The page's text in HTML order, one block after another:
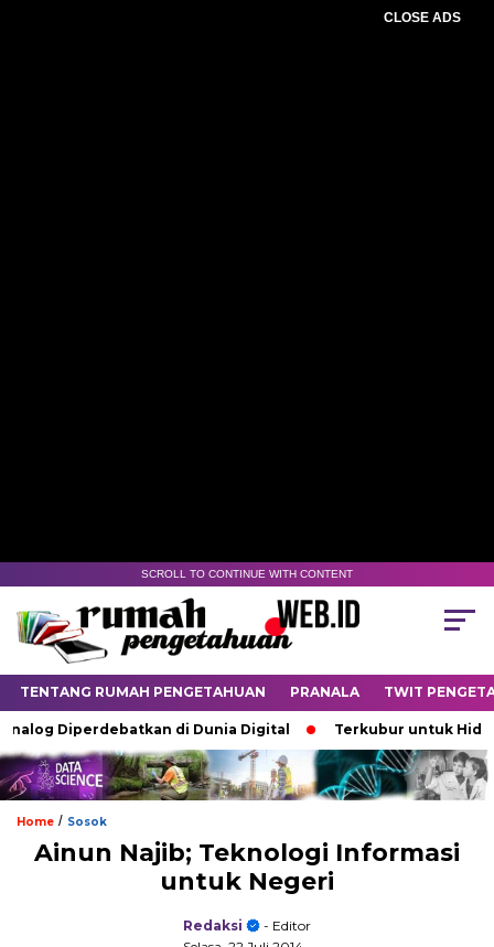
CLOSE ADS
SCROLL TO CONTINUE WITH CONTENT
TENTANG RUMAH PENGETAHUAN PRANALA TWIT
Diperdebatkan di Dunia Digital Terkubur untuk Hidup
Home / Sosok
Ainun Najib; Teknologi Informasi
untuk Negeri
Redaksi
- Editor